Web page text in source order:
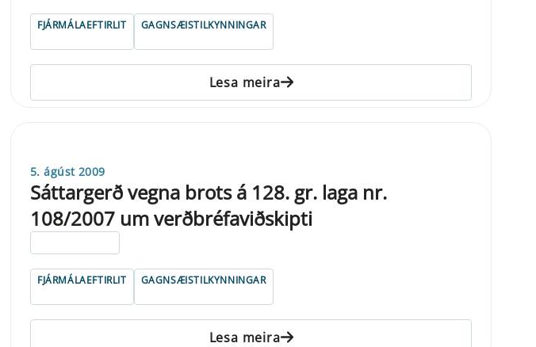
FJÁRMÁLAEFTIRLIT GAGNSÆISTILKYNNINGAR
Lesa meira
5. ágúst 2009
Sáttargerð vegna brots á 128. gr. laga nr.
108/2007 um verðbréfaviðskipti
FJÁRMÁLAEFTIRLIT GAGNSÆISTILKYNNINGAR
Lesa meira